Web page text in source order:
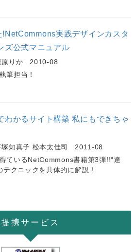
!NetCommons実践デザインカスタ
ズ公式マニュアル
原りか 2010-08
筆担当！
わかるサイト構築 私にもできちゃ
塚知真子 松本太佳司 2011-08
ているNetCommons書籍第3弾!!“達
テクニックを具体的に解説 !
提携サービス